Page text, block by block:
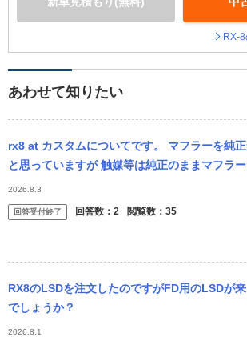
RX-
あわせて知りたい
rx8 at カスタムについてです。 マフラーを純
と思っていますが 触媒等は純正のままマフラ
と音の違いはあるのでしょうか。 rmagicチュ
2026.8.3
回答受付終了 回答数： 2 閲覧数： 35
RX8のLSDを注文したのですがFD用のLSDが
でしょうか？
2026.8.1